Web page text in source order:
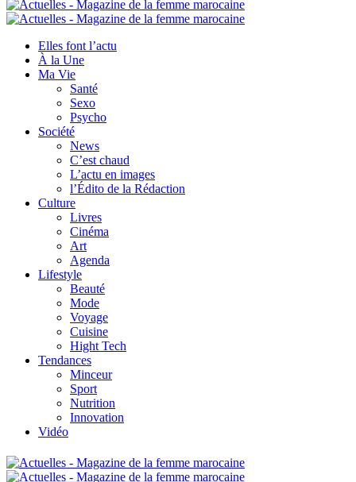
Elles font l’actu
À la Une
Ma Vie
Santé
Sexo
Psycho
Société
News
C’est chaud
L’actu en images
l’Édito de la Rédaction
Culture
Livres
Cinéma
Art
Agenda
Lifestyle
Beauté
Mode
Voyage
Cuisine
Hight Tech
Tendances
Minceur
Sport
Nutrition
Innovation
Vidéo